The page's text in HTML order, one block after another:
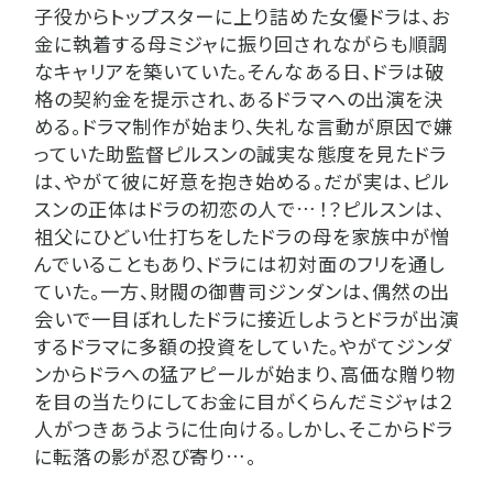
子役からトップスターに上り詰めた女優ドラは、お
金に執着する母ミジャに振り回されながらも順調
なキャリアを築いていた。そんなある日、ドラは破
格の契約金を提示され、あるドラマへの出演を決
める。ドラマ制作が始まり、失礼な言動が原因で嫌
っていた助監督ピルスンの誠実な態度を見たドラ
は、やがて彼に好意を抱き始める。だが実は、ピル
スンの正体はドラの初恋の人で…！？ピルスンは、
祖父にひどい仕打ちをしたドラの母を家族中が憎
んでいることもあり、ドラには初対面のフリを通し
ていた。一方、財閥の御曹司ジンダンは、偶然の出
会いで一目ぼれしたドラに接近しようとドラが出演
するドラマに多額の投資をしていた。やがてジンダ
ンからドラへの猛アピールが始まり、高価な贈り物
を目の当たりにしてお金に目がくらんだミジャは２
人がつきあうように仕向ける。しかし、そこからドラ
に転落の影が忍び寄り…。